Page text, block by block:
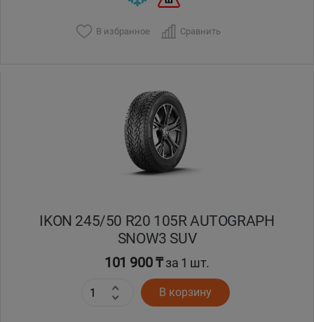
В избранное Сравнить
IKON 245/50 R20 105R AUTOGRAPH
SNOW3 SUV
101 900 ₸за 1 шт.
В корзину